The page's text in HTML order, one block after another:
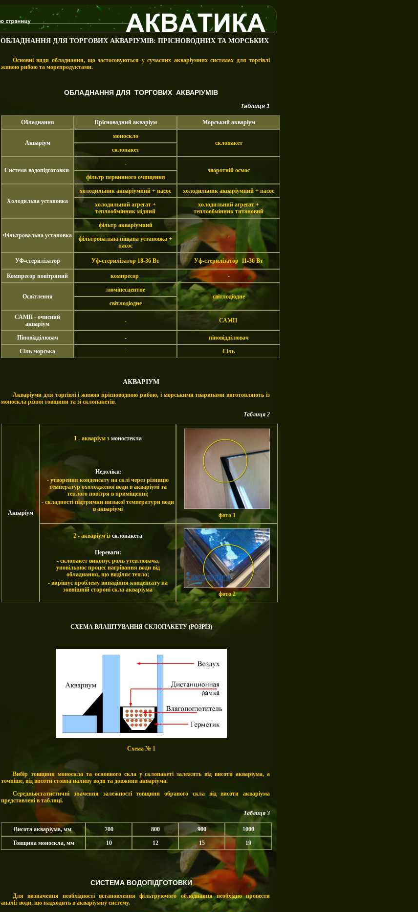
ОБЛАДНАННЯ ДЛЯ ТОРГОВИХ АКВАРІУМІВ: ПРІСНОВОДНИХ ТА МОРСЬКИХ
Основні види обладнання, що застосовуються у сучасних акваріумних системах для торгівлі
живою рибою та морепродуктами.
ОБЛАДНАННЯ ДЛЯТОРГОВИХ АКВАРІУМІВ
Таблиця 1
Обладнання Прісноводний акваріум Морський акваріум
Акваріум
моноскло
склопакет
склопакет
Система водопідготовки
-
зворотній осмос
фільтр первинного очищення
Холодильна установка
холодильник акваріумний + насос
холодильник акваріумний + насос
холодильний агрегат +
теплообмінник мідний
холодильний агрегат +
теплообмінник титановий
Фільтровальна установка
фільтр акваріумний
-
фільтровальна піщана установка +
насос
УФ-стерилізатор Уф-стерилізатор 18-36 Вт Уф-стерилізатор 11-36 Вт
Компресор повітряний компресор -
Освітлення
люмінесцентне
світлодіодне
світлодіодне
САМП - очисний
акваріум
- САМП
Піновідділювач -
піновідділювач
Сіль морська
- Сіль
АКВАРІУМ
Акваріуми для торгівлі і живою прісноводною рибою, і морськими тваринами виготовляють із
моноскла різної товщини та зі склопакетів.
Таблиця 2
Акваріум
1 - акваріум з моностекла
Недоліки:
- утворення конденсату на склі через різницю
температур охолодженої води в акваріумі та
теплого повітря в приміщенні;
- складності підтримки низької температури води
в акваріумі
фото 1
2 - акваріум із склопакета
Переваги:
- склопакет виконує роль утеплювача,
уповільнює процес нагрівання води від
обладнання, що виділяє тепло;
- вирішує проблему випадіння конденсату на
зовнішній стороні скла акваріума
фото 2
СХЕМА ВЛАШТУВАННЯ СКЛОПАКЕТУ (РОЗРІЗ)
Схема № 1
Вибір товщини моноскла та основного скла у склопакеті залежить від висоти акваріума, а
точніше, від висоти стовпа наливу води та довжини акваріума.
Середньостатистичні значення залежності товщини обраного скла від висоти акваріума
представлені в таблиці.
Таблиця 3
Висота акваріума, мм 700 800 900
1000
Товщина моноскла,мм 10 12 15 19
СИСТЕМА ВОДОПІДГОТОВКИ
Для визначення необхідності встановлення фільтруючого обладнання необхідно провести
аналіз води, що надходить в акваріумну систему.